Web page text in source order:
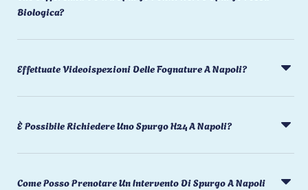
Biologica?
Effettuate Videoispezioni Delle Fognature A Napoli?
È Possibile Richiedere Uno Spurgo H24 A Napoli?
Come Posso Prenotare Un Intervento Di Spurgo A Napoli